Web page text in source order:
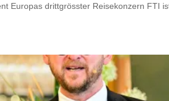
Europas drittgrösster Reisekonzern FTI